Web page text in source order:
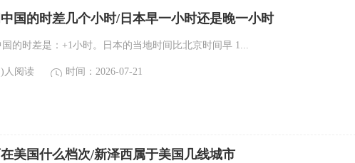
中国的时差几个小时/日本早一小时还是晚一小时
国的时差是：+1小时。日本的当地时间比北京时间早 1...
人阅读 时间：2026-07-21
美国什么档次/新泽西属于美国几线城市